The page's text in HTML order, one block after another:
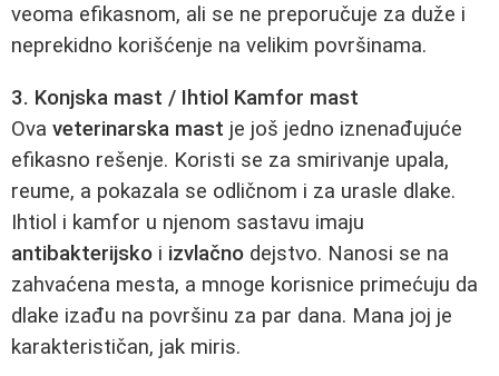
veoma efikasnom, ali se ne preporučuje za duže i
neprekidno korišćenje na velikim površinama.
3. Konjska mast / Ihtiol Kamfor mast
Ova veterinarska mast je još jedno iznenađujuće
efikasno rešenje. Koristi se za smirivanje upala,
reume, a pokazala se odličnom i za urasle dlake.
Ihtiol i kamfor u njenom sastavu imaju
antibakterijsko i izvlačno dejstvo. Nanosi se na
zahvaćena mesta, a mnoge korisnice primećuju da
dlake izađu na površinu za par dana. Mana joj je
karakterističan, jak miris.